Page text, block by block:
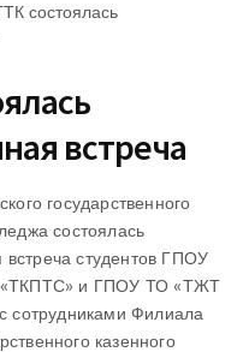
состоялась
встреча
государственного
состоялась
студентов ГПОУ
и ГПОУ ТО «ТЖТ
Филиала
казенного